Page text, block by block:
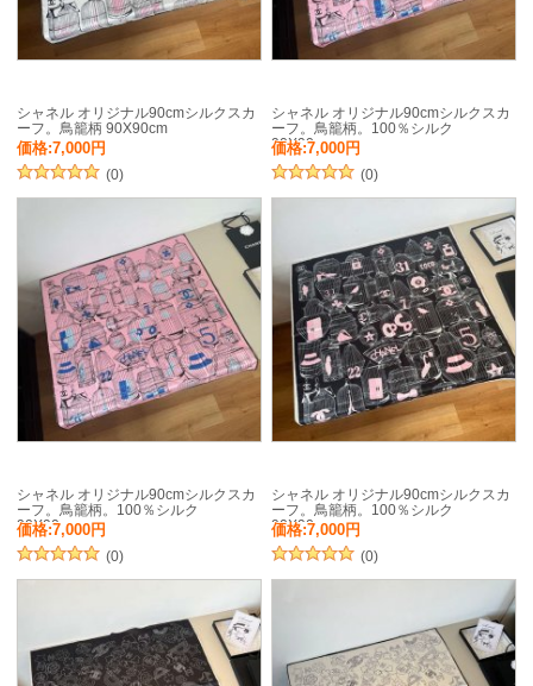
シャネル オリジナル90cmシルクスカ
ーフ。鳥籠柄 90X90cm
価格:7,000円
(0)
シャネル オリジナル90cmシルクスカ
ーフ。鳥籠柄。100％シルク
90X90cm
価格:7,000円
(0)
シャネル オリジナル90cmシルクスカ
ーフ。鳥籠柄。100％シルク
90X90cm
価格:7,000円
(0)
シャネル オリジナル90cmシルクスカ
ーフ。鳥籠柄。100％シルク
90X90cm
価格:7,000円
(0)